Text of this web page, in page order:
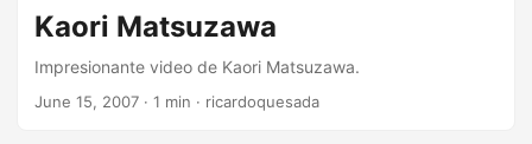
Kaori Matsuzawa
Impresionante video de Kaori Matsuzawa.
June 15, 2007 · 1 min · ricardoquesada